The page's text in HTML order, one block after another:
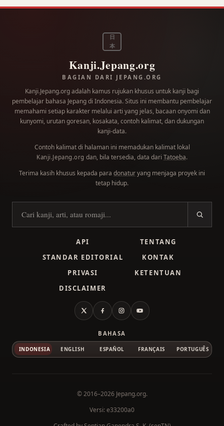
日
本
Kanji.Jepang.org
BAGIAN DARI JEPANG.ORG
Kanji.Jepang.org adalah kamus rujukan khusus untuk kanji bagi
pembelajar bahasa Jepang di Indonesia. Situs ini membantu pembelajar
memahami setiap karakter melalui arti yang jelas, bacaan onyomi dan
kunyomi, urutan goresan, kosakata, contoh kalimat, dan dukungan
kanji-data.
Contoh kalimat di halaman ini memadukan kalimat lokal
Kanji.Jepang.org dan, bila tersedia, data dari Tatoeba.
Terima kasih khusus kepada para donaturyang menjaga proyek ini
tetap hidup.
Cari kanji
API
TENTANG
STANDAR EDITORIAL
KONTAK
PRIVASI
KETENTUAN
DISCLAIMER
X FacebookInstagramYouTube
BAHASA
INDONESIA ENGLISH ESPAÑOL FRANÇAIS PORTUGUÊS
© 2016–2026 Jepang.org.
Versi: e33200a0